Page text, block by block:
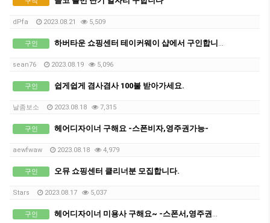
dPfa 2023.08.21 5,509
구인 하버타운 쇼핑센터 테이커웨이 샵에서 구인합니다.
sean76 2023.08.19 5,096
구인 쉽게쉽게 겸사겸사 100불 받아가세요.
날좀보소 2023.08.18 7,315
구인 헤어디자이너 구해요 -스폰비자,영주권가능-
aewfwaw 2023.08.18 4,979
구인 오뮤 쇼핑센터 클리너분 모집합니다.
Stars 2023.08.17 5,037
구인 헤어디자이너 미용사 구해요~ -스폰서,영주권비자가능-